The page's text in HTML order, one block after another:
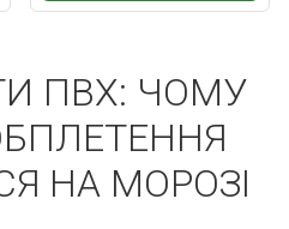
ПВХ: ЧОМУ
НА МОРОЗІ